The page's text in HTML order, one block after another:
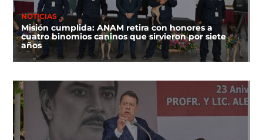
NOTICIAS
Misión cumplida: ANAM retira con honores a
cuatro binomios caninos que sirvieron por siete
años